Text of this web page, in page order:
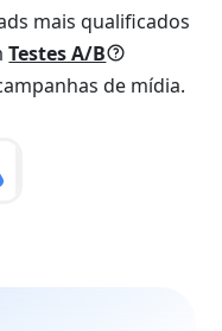
mais qualificados
Testes A/B
de mídia.